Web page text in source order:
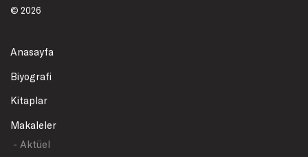
© 2026
Anasayfa
Biyografi
Kitaplar
Makaleler
- Aktüel